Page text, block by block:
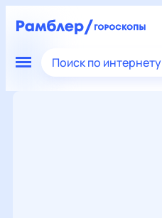
Поиск по интернету